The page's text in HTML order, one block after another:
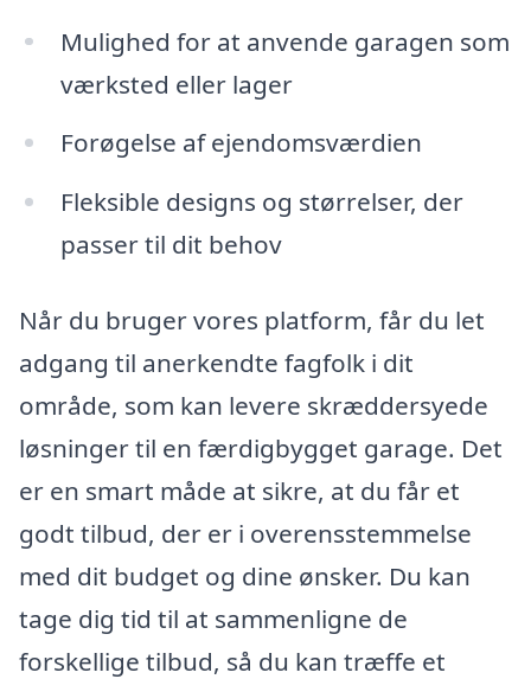
Mulighed for at anvende garagen som
værksted eller lager
Forøgelse af ejendomsværdien
Fleksible designs og størrelser, der
passer til dit behov
Når du bruger vores platform, får du let
adgang til anerkendte fagfolk i dit
område, som kan levere skræddersyede
løsninger til en færdigbygget garage. Det
er en smart måde at sikre, at du får et
godt tilbud, der er i overensstemmelse
med dit budget og dine ønsker. Du kan
tage dig tid til at sammenligne de
forskellige tilbud, så du kan træffe et